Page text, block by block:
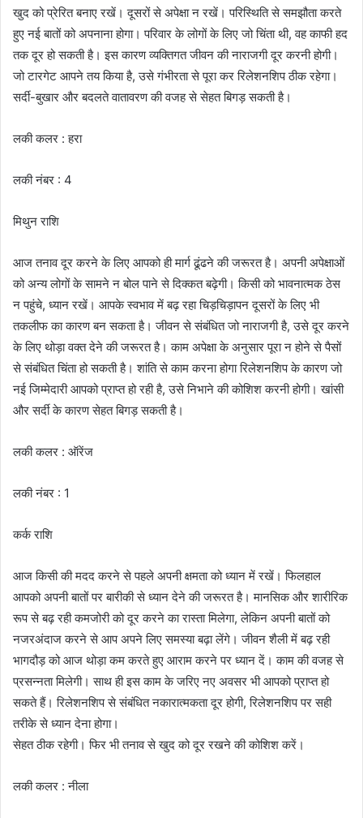
खुद को प्रेरित बनाए रखें। दूसरों से अपेक्षा न रखें। परिस्थिति से समझौता करते
हुए नई बातों को अपनाना होगा। परिवार के लोगों के लिए जो चिंता थी, वह काफी हद
तक दूर हो सकती है। इस कारण व्यक्तिगत जीवन की नाराजगी दूर करनी होगी।
जो टारगेट आपने तय किया है, उसे गंभीरता से पूरा कर रिलेशनशिप ठीक रहेगा।
सर्दी-बुखार और बदलते वातावरण की वजह से सेहत बिगड़ सकती है।
लकी कलर : हरा
लकी नंबर : 4
मिथुन राशि
आज तनाव दूर करने के लिए आपको ही मार्ग ढूंढने की जरूरत है। अपनी अपेक्षाओं
को अन्य लोगों के सामने न बोल पाने से दिक्कत बढ़ेगी। किसी को भावनात्मक ठेस
न पहुंचे, ध्यान रखें। आपके स्वभाव में बढ़ रहा चिड़चिड़ापन दूसरों के लिए भी
तकलीफ का कारण बन सकता है। जीवन से संबंधित जो नाराजगी है, उसे दूर करने
के लिए थोड़ा वक्त देने की जरूरत है। काम अपेक्षा के अनुसार पूरा न होने से पैसों
से संबंधित चिंता हो सकती है। शांति से काम करना होगा रिलेशनशिप के कारण जो
नई जिम्मेदारी आपको प्राप्त हो रही है, उसे निभाने की कोशिश करनी होगी। खांसी
और सर्दी के कारण सेहत बिगड़ सकती है।
लकी कलर : ऑरेंज
लकी नंबर : 1
कर्क राशि
आज किसी की मदद करने से पहले अपनी क्षमता को ध्यान में रखें। फिलहाल
आपको अपनी बातों पर बारीकी से ध्यान देने की जरूरत है। मानसिक और शारीरिक
रूप से बढ़ रही कमजोरी को दूर करने का रास्ता मिलेगा, लेकिन अपनी बातों को
नजरअंदाज करने से आप अपने लिए समस्या बढ़ा लेंगे। जीवन शैली में बढ़ रही
भागदौड़ को आज थोड़ा कम करते हुए आराम करने पर ध्यान दें। काम की वजह से
प्रसन्नता मिलेगी। साथ ही इस काम के जरिए नए अवसर भी आपको प्राप्त हो
सकते हैं। रिलेशनशिप से संबंधित नकारात्मकता दूर होगी, रिलेशनशिप पर सही
तरीके से ध्यान देना होगा।
सेहत ठीक रहेगी। फिर भी तनाव से खुद को दूर रखने की कोशिश करें।
लकी कलर : नीला